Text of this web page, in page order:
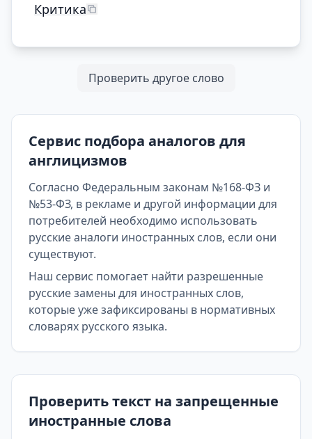
Критика
Проверить другое слово
Сервис подбора аналогов для
англицизмов
Согласно Федеральным законам №168-ФЗ и
№53-ФЗ, в рекламе и другой информации для
потребителей необходимо использовать
русские аналоги иностранных слов, если они
существуют.
Наш сервис помогает найти разрешенные
русские замены для иностранных слов,
которые уже зафиксированы в нормативных
словарях русского языка.
Проверить текст на запрещенные
иностранные слова